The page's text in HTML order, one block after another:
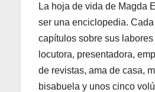
La hoja de vida de Magda
ser una enciclopedia.
capítulos sobre sus
locutora, presentadora,
de revistas, ama de casa,
bisabuela y unos cinco